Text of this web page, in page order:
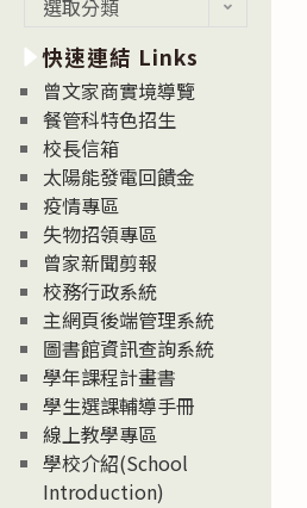
消
息
News
選取分類
快速連結 Links
曾文家商實境導覽
餐管科特色招生
校長信箱
太陽能發電回饋金
疫情專區
失物招領專區
曾家新聞剪報
校務行政系統
主網頁後端管理系統
圖書館資訊查詢系統
學年課程計畫書
學生選課輔導手冊
線上教學專區
學校介紹(School
Introduction)